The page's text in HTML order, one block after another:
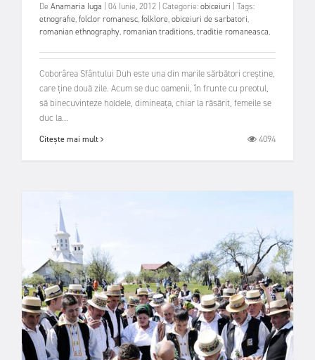
De Anamaria Iuga 04 Iunie, 2012 Categorie:obiceiuri
Tags:
etnografie,folclor romanesc,folklore,obiceiuri de sarbatori,
romanian ethnography,romanian traditions,traditie romaneasca,
Coborârea Sfântului Duh este una din marile sărbători creştine,
care ţine două zile. Acum se duc oamenii, în frunte cu preotul,
să binecuvinteze holdele, dimineaţa, chiar la răsărit, femeile se
duc la...
Citește mai mult 4094